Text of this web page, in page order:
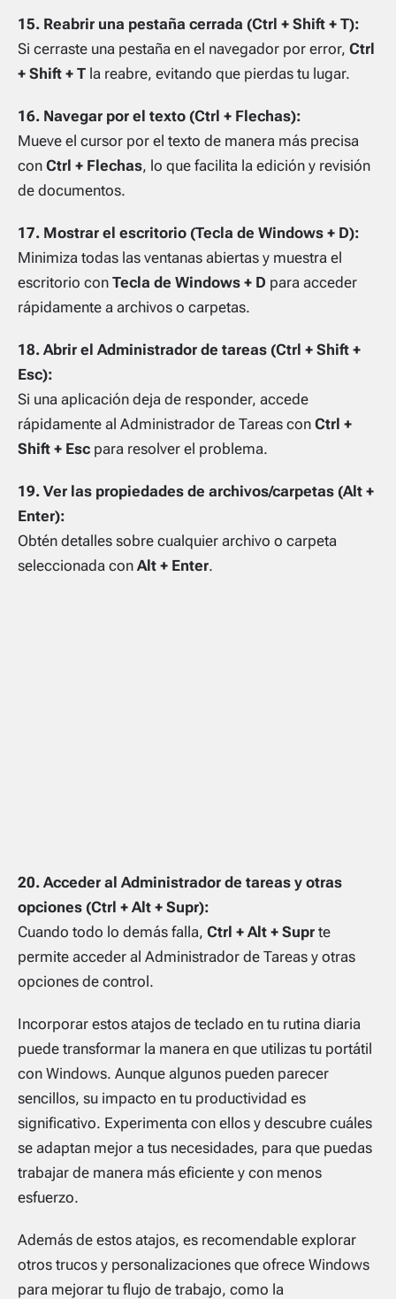
15. Reabrir una pestaña cerrada (Ctrl + Shift + T):
Si cerraste una pestaña en el navegador por error, Ctrl
+ Shift + T la reabre, evitando que pierdas tu lugar.
16. Navegar por el texto (Ctrl + Flechas):
Mueve el cursor por el texto de manera más precisa
con Ctrl + Flechas, lo que facilita la edición y revisión
de documentos.
17. Mostrar el escritorio (Tecla de Windows + D):
Minimiza todas las ventanas abiertas y muestra el
escritorio con Tecla de Windows + D para acceder
rápidamente a archivos o carpetas.
18. Abrir el Administrador de tareas (Ctrl + Shift +
Esc):
Si una aplicación deja de responder, accede
rápidamente al Administrador de Tareas con Ctrl +
Shift + Esc para resolver el problema.
19. Ver las propiedades de archivos/carpetas (Alt +
Enter):
Obtén detalles sobre cualquier archivo o carpeta
seleccionada con Alt + Enter.
20. Acceder al Administrador de tareas y otras
opciones (Ctrl + Alt + Supr):
Cuando todo lo demás falla, Ctrl + Alt + Supr te
permite acceder al Administrador de Tareas y otras
opciones de control.
Incorporar estos atajos de teclado en tu rutina diaria
puede transformar la manera en que utilizas tu portátil
con Windows. Aunque algunos pueden parecer
sencillos, su impacto en tu productividad es
significativo. Experimenta con ellos y descubre cuáles
se adaptan mejor a tus necesidades, para que puedas
trabajar de manera más eficiente y con menos
esfuerzo.
Además de estos atajos, es recomendable explorar
otros trucos y personalizaciones que ofrece Windows
para mejorar tu flujo de trabajo, como la